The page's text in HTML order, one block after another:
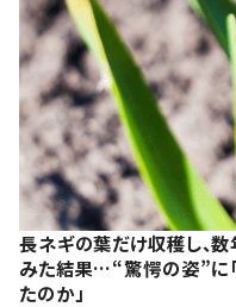
長ネギの葉だけ収穫し、
みた結果…“驚愕の姿”に「
たのか」